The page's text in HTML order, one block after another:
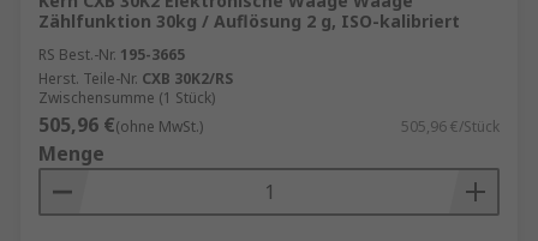
Zählfunktion 30kg / Auflösung 2 g, ISO-kalibriert
RS Best.-Nr. 195-3665
Herst. Teile-Nr. CXB 30K2/RS
Zwischensumme (1 Stück)
505,96 €(ohne MwSt.) 505,96 €/Stück
Menge